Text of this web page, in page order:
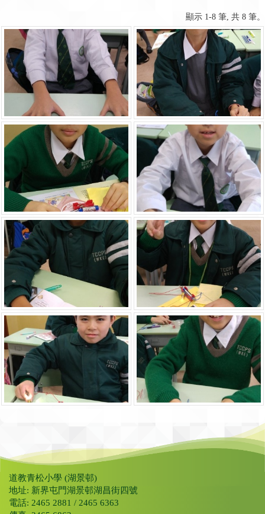
顯示 1-8 筆, 共 8 筆。
道教青松小學 (湖景邨)
地址: 新界屯門湖景邨湖昌街四號
電話: 2465 2881 / 2465 6363